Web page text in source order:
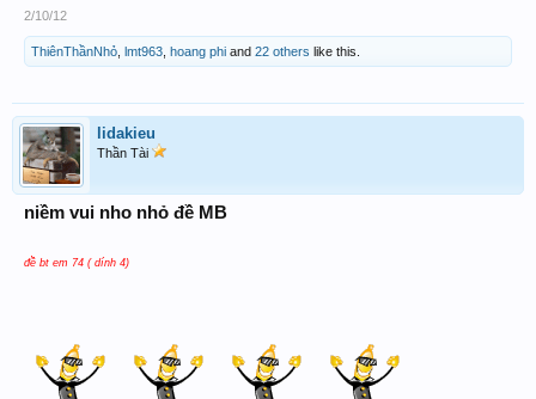
2/10/12
ThiênThầnNhỏ lmt963 hoang phi and 22 others like this.
lidakieu
Thần Tài
niềm vui nho nhỏ đề MB
đề bt em 74 ( dính 4)